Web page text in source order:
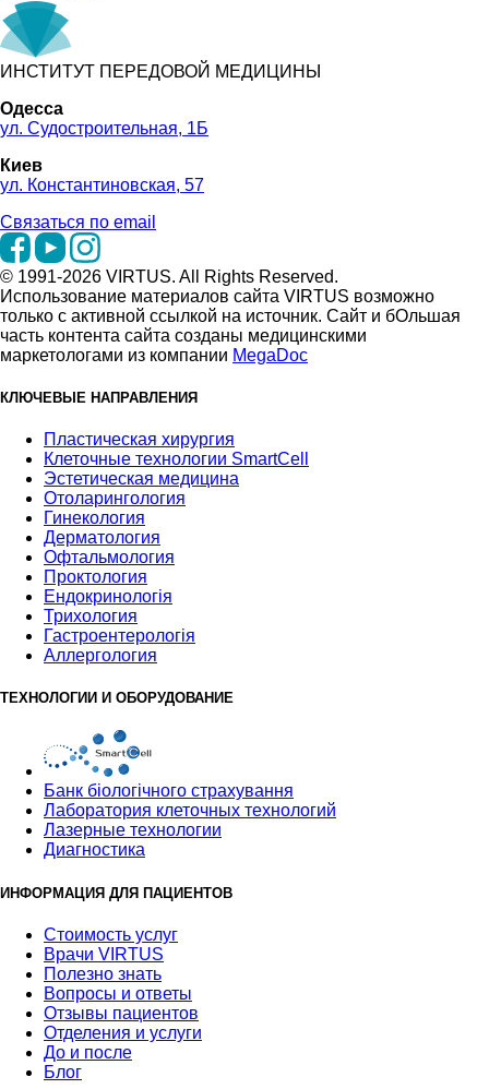
ИНСТИТУТ ПЕРЕДОВОЙ МЕДИЦИНЫ
Одесса
ул. Судостроительная, 1Б
Киев
ул. Константиновская, 57
Связаться по email
© 1991-2026 VIRTUS. All Rights Reserved.
Использование материалов сайта VIRTUS возможно
только с активной ссылкой на источник. Сайт и бОльшая
часть контента сайта созданы медицинскими
маркетологами из компании MegaDoc
КЛЮЧЕВЫЕ НАПРАВЛЕНИЯ
Пластическая хирургия
Клеточные технологии SmartCell
Эстетическая медицина
Отоларингология
Гинекология
Дерматология
Офтальмология
Проктология
Ендокринологія
Трихология
Гастроентерологія
Аллергология
ТЕХНОЛОГИИ И ОБОРУДОВАНИЕ
Банк бiологiчного страхування
Лаборатория клеточных технологий
Лазерные технологии
Диагностика
ИНФОРМАЦИЯ ДЛЯ ПАЦИЕНТОВ
Стоимость услуг
Врачи VIRTUS
Полезно знать
Вопросы и ответы
Отзывы пациентов
Отделения и услуги
До и после
Блог